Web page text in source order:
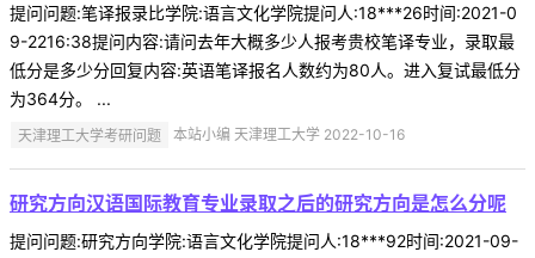
提问问题:笔译报录比学院:语言文化学院提问人:18***26时间:2021-0
9-2216:38提问内容:请问去年大概多少人报考贵校笔译专业，录取最
低分是多少分回复内容:英语笔译报名人数约为80人。进入复试最低分
为364分。 ...
天津理工大学考研问题 本站小编 天津理工大学 2022-10-16
研究方向汉语国际教育专业录取之后的研究方向是怎么分呢
提问问题:研究方向学院:语言文化学院提问人:18***92时间:2021-09-